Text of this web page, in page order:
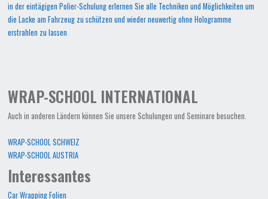
in der eintägigen Polier-Schulung erlernen Sie alle Techniken und Möglichkeiten um
die Lacke am Fahrzeug zu schützen und wieder neuwertig ohne Hologramme
erstrahlen zu lassen
WRAP-SCHOOL INTERNATIONAL
Auch in anderen Ländern können Sie unsere Schulungen und Seminare besuchen.
WRAP-SCHOOL SCHWEIZ
WRAP-SCHOOL AUSTRIA
Interessantes
Car Wrapping Folien